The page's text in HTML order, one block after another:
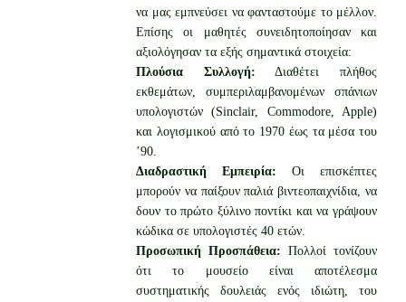
να μας εμπνεύσει να φανταστούμε το μέλλον.
Επίσης οι μαθητές συνειδητοποίησαν και
αξιολόγησαν τα εξής σημαντικά στοιχεία:
Πλούσια Συλλογή: Διαθέτει πλήθος
εκθεμάτων, συμπεριλαμβανομένων σπάνιων
υπολογιστών (Sinclair, Commodore, Apple)
και λογισμικού από το 1970 έως τα μέσα του
’90.
Διαδραστική Εμπειρία: Οι επισκέπτες
μπορούν να παίξουν παλιά βιντεοπαιχνίδια, να
δουν το πρώτο ξύλινο ποντίκι και να γράψουν
κώδικα σε υπολογιστές 40 ετών.
Προσωπική Προσπάθεια: Πολλοί τονίζουν
ότι το μουσείο είναι αποτέλεσμα
συστηματικής δουλειάς ενός ιδιώτη, του